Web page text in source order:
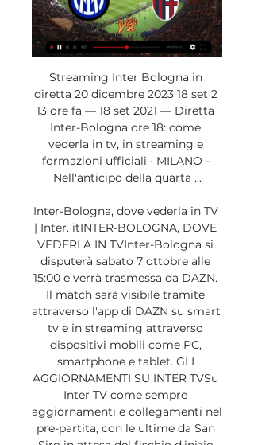
Streaming Inter Bologna in
diretta 20 dicembre 2023 18 set 2
13 ore fa — 18 set 2021 — Diretta
Inter-Bologna ore 18: come
vederla in tv, in streaming e
formazioni ufficiali · MILANO -
Nell'anticipo della quarta ...
Inter-Bologna, dove vederla in TV
| Inter. itINTER-BOLOGNA, DOVE
VEDERLA IN TVInter-Bologna si
disputerà sabato 7 ottobre alle
15:00 e verrà trasmessa da DAZN.
Il match sarà visibile tramite
attraverso l'app di DAZN su smart
tv e in streaming attraverso
dispositivi mobili come PC,
smartphone e tablet. GLI
AGGIORNAMENTI SU INTER TVSu
Inter TV come sempre
aggiornamenti e collegamenti nel
pre-partita, con le ultime da San